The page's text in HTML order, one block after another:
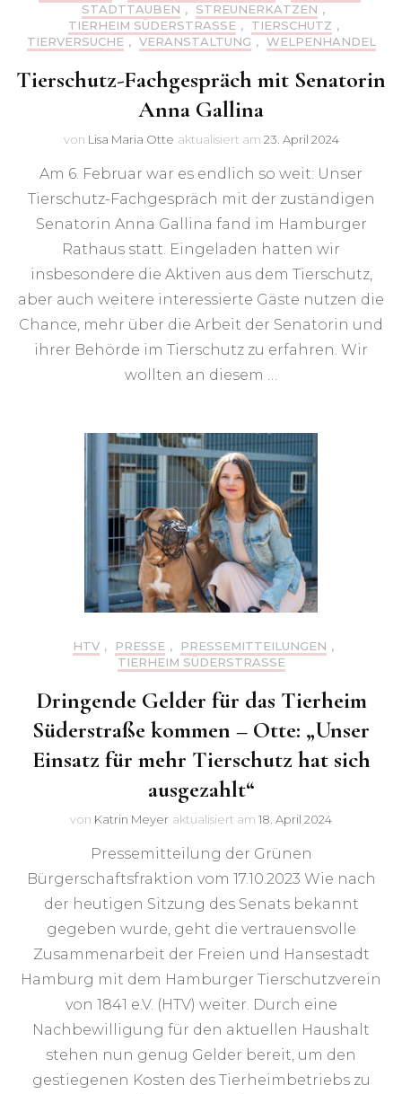
STADTTAUBEN , STREUNERKATZEN ,
TIERHEIM SÜDERSTRASSE
, TIERSCHUTZ ,
TIERVERSUCHE , VERANSTALTUNG , WELPENHANDEL
Tierschutz-Fachgespräch mit Senatorin
Anna Gallina
von Lisa Maria Otte aktualisiert am 23. April 2024
Am 6. Februar war es endlich so weit: Unser
Tierschutz-Fachgespräch mit der zuständigen
Senatorin Anna Gallina fand im Hamburger
Rathaus statt. Eingeladen hatten wir
insbesondere die Aktiven aus dem Tierschutz,
aber auch weitere interessierte Gäste nutzen die
Chance, mehr über die Arbeit der Senatorin und
ihrer Behörde im Tierschutz zu erfahren. Wir
wollten an diesem …
HTV , PRESSE , PRESSEMITTEILUNGEN ,
TIERHEIM SÜDERSTRASSE
Dringende Gelder für das Tierheim
Süderstraße kommen – Otte: „Unser
Einsatz für mehr Tierschutz hat sich
ausgezahlt“
von Katrin Meyer aktualisiert am 18. April 2024
Pressemitteilung der Grünen
Bürgerschaftsfraktion vom 17.10.2023 Wie nach
der heutigen Sitzung des Senats bekannt
gegeben wurde, geht die vertrauensvolle
Zusammenarbeit der Freien und Hansestadt
Hamburg mit dem Hamburger Tierschutzverein
von 1841 e.V. (HTV) weiter. Durch eine
Nachbewilligung für den aktuellen Haushalt
stehen nun genug Gelder bereit, um den
gestiegenen Kosten des Tierheimbetriebs zu